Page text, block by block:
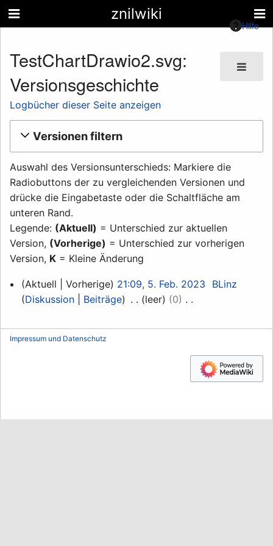
znilwiki
Hilfe
TestChartDrawio2.svg:
Versionsgeschichte
Logbücher dieser Seite anzeigen
Versionen filtern
Auswahl des Versionsunterschieds: Markiere die
Radiobuttons der zu vergleichenden Versionen und
drücke die Eingabetaste oder die Schaltfläche am
unteren Rand.
Legende: (Aktuell) = Unterschied zur aktuellen
Version, (Vorherige) = Unterschied zur vorherigen
Version, K = Kleine Änderung
5.
Februar
Aktuell Vorherige 21:09, 5. Feb. 2023
BLinz
Diskussion
Beiträge leer
0
e
i
a
Impressum und Datenschutz